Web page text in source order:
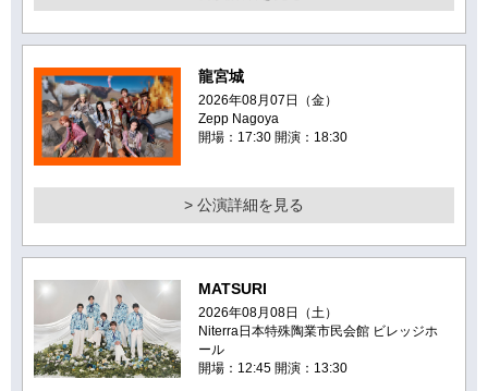
龍宮城
2026年08月07日（金）
Zepp Nagoya
開場：17:30 開演：18:30
> 公演詳細を見る
MATSURI
2026年08月08日（土）
Niterra日本特殊陶業市民会館 ビレッジホ
ール
開場：12:45 開演：13:30